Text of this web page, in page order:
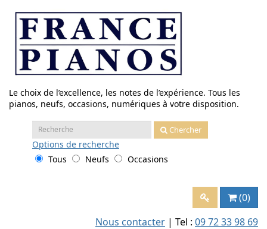
contenu
Le choix de l’excellence, les notes de l’expérience. Tous les
pianos, neufs, occasions, numériques à votre disposition.
Recherche
:
Chercher
Options de recherche
Tous
Neufs Occasions
(0)
Nous contacter | Tel : 09 72 33 98 69